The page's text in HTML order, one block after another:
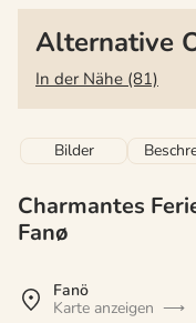
Alternative
In der Nähe (81)
Bilder
Charmantes
Fanø
Fanö
Karte anzeigen